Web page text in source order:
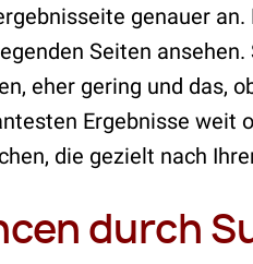
genauer
Seiten
eher gering und das,
Ergebnisse weit
die gezielt nach
durch